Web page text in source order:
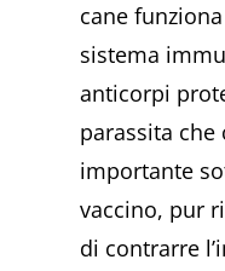
cane
sistema
anticorpi
parassita che
importante
vaccino, pur
di contrarre